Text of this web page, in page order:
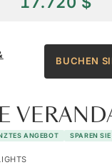
BUCHEN
ANGEBOT SPAREN